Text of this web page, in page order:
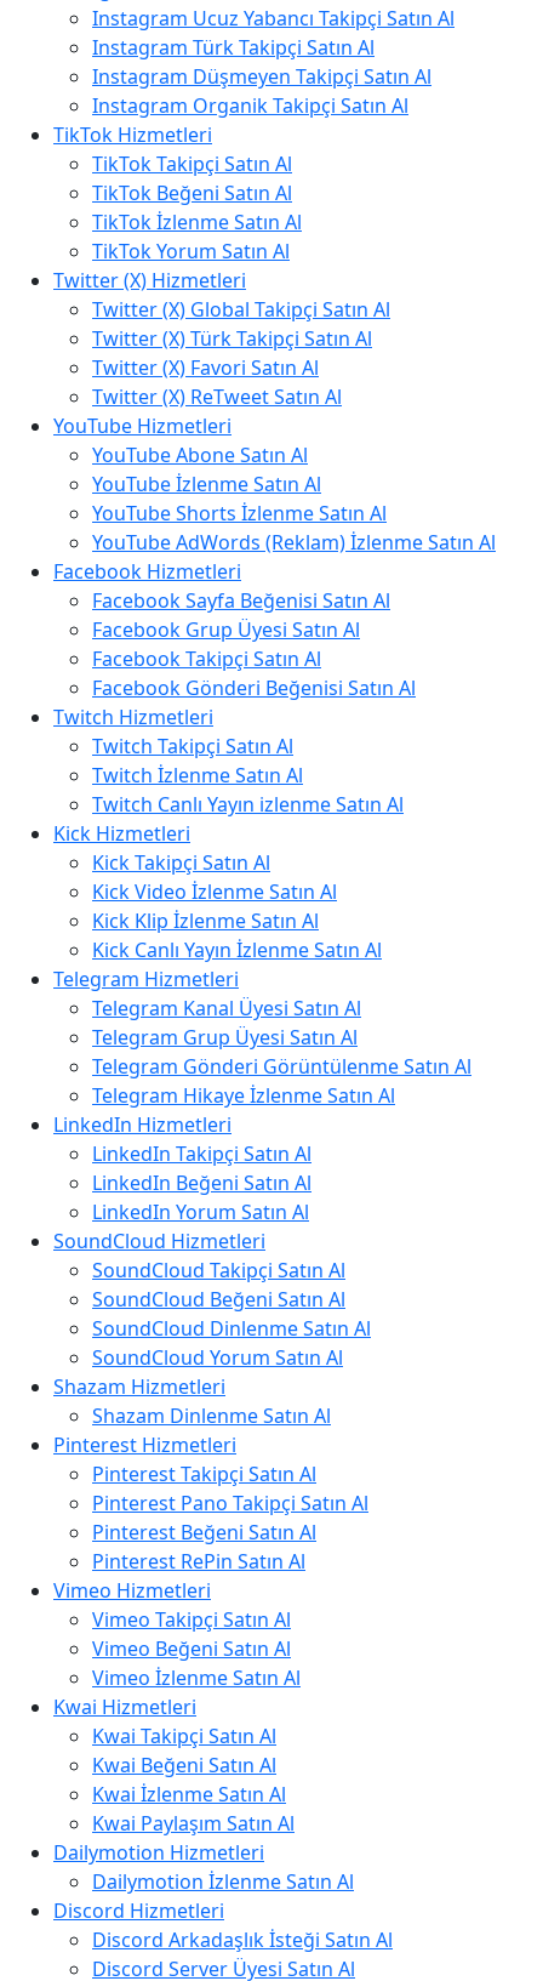
Instagram Ucuz Yabancı Takipçi Satın Al
Instagram Türk Takipçi Satın Al
Instagram Düşmeyen Takipçi Satın Al
Instagram Organik Takipçi Satın Al
TikTok Hizmetleri
TikTok Takipçi Satın Al
TikTok Beğeni Satın Al
TikTok İzlenme Satın Al
TikTok Yorum Satın Al
Twitter (X) Hizmetleri
Twitter (X) Global Takipçi Satın Al
Twitter (X) Türk Takipçi Satın Al
Twitter (X) Favori Satın Al
Twitter (X) ReTweet Satın Al
YouTube Hizmetleri
YouTube Abone Satın Al
YouTube İzlenme Satın Al
YouTube Shorts İzlenme Satın Al
YouTube AdWords (Reklam) İzlenme Satın Al
Facebook Hizmetleri
Facebook Sayfa Beğenisi Satın Al
Facebook Grup Üyesi Satın Al
Facebook Takipçi Satın Al
Facebook Gönderi Beğenisi Satın Al
Twitch Hizmetleri
Twitch Takipçi Satın Al
Twitch İzlenme Satın Al
Twitch Canlı Yayın izlenme Satın Al
Kick Hizmetleri
Kick Takipçi Satın Al
Kick Video İzlenme Satın Al
Kick Klip İzlenme Satın Al
Kick Canlı Yayın İzlenme Satın Al
Telegram Hizmetleri
Telegram Kanal Üyesi Satın Al
Telegram Grup Üyesi Satın Al
Telegram Gönderi Görüntülenme Satın Al
Telegram Hikaye İzlenme Satın Al
LinkedIn Hizmetleri
LinkedIn Takipçi Satın Al
LinkedIn Beğeni Satın Al
LinkedIn Yorum Satın Al
SoundCloud Hizmetleri
SoundCloud Takipçi Satın Al
SoundCloud Beğeni Satın Al
SoundCloud Dinlenme Satın Al
SoundCloud Yorum Satın Al
Shazam Hizmetleri
Shazam Dinlenme Satın Al
Pinterest Hizmetleri
Pinterest Takipçi Satın Al
Pinterest Pano Takipçi Satın Al
Pinterest Beğeni Satın Al
Pinterest RePin Satın Al
Vimeo Hizmetleri
Vimeo Takipçi Satın Al
Vimeo Beğeni Satın Al
Vimeo İzlenme Satın Al
Kwai Hizmetleri
Kwai Takipçi Satın Al
Kwai Beğeni Satın Al
Kwai İzlenme Satın Al
Kwai Paylaşım Satın Al
Dailymotion Hizmetleri
Dailymotion İzlenme Satın Al
Discord Hizmetleri
Discord Arkadaşlık İsteği Satın Al
Discord Server Üyesi Satın Al